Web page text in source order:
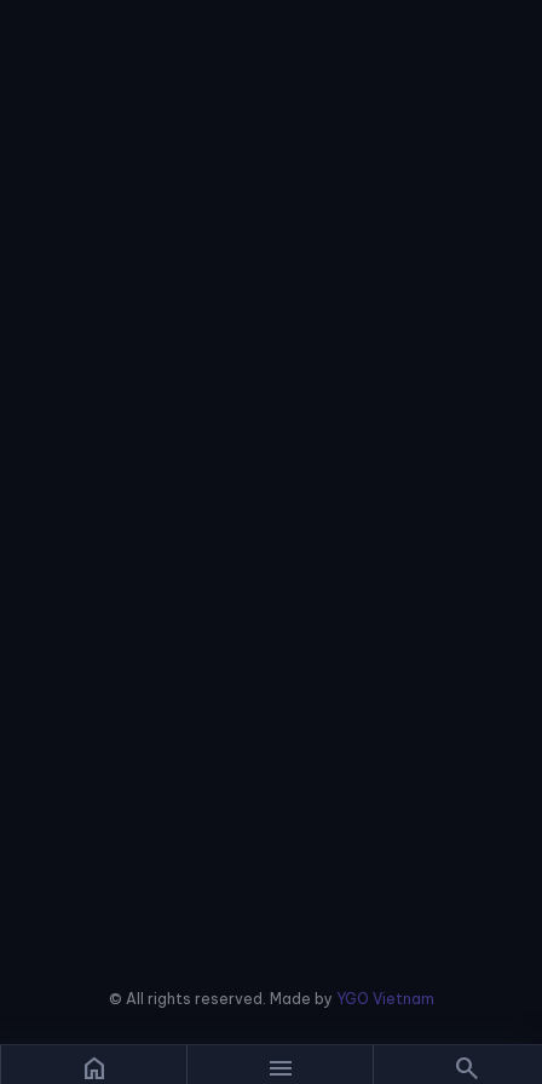
home menu search
© All rights reserved. Made by YGO Vietnam